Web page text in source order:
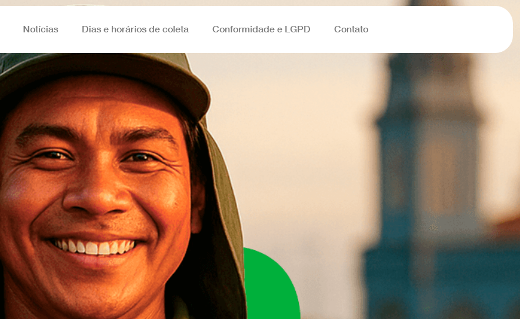
Notícias Dias e horários de coleta Conformidade e LGPD Contato